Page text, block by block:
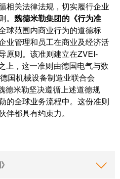
相关法律法规，切实履行企业
魏德米勒集团的《行为准
球范围内商业行为的道德标
业管理和员工在商业及经济活
原则。该准则建立在ZVEI-
上，这一准则由德国电气与数
国机械设备制造业联合会
德米勒坚决遵循上述道德规
的全球业务流程中。这份准则
都具有约束力。